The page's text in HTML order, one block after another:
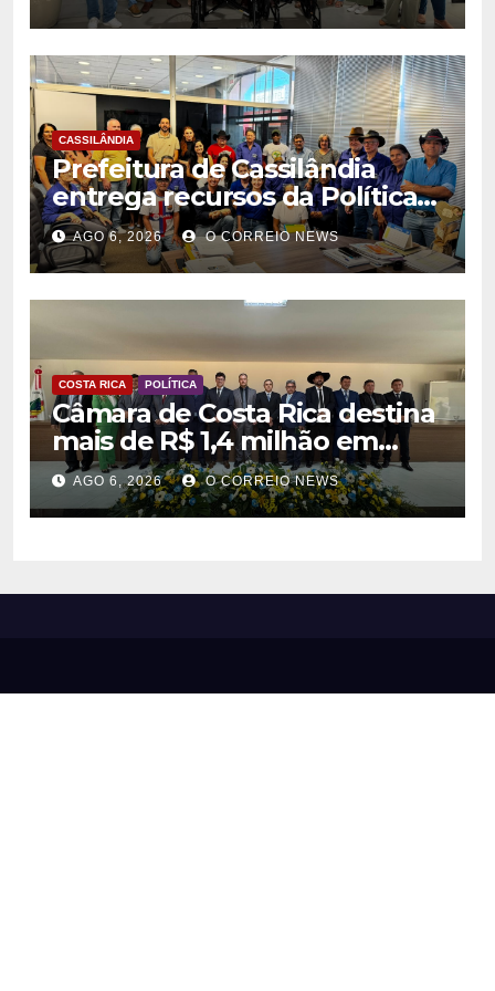
na rede municipal de saúde
CASSILÂNDIA
Prefeitura de Cassilândia
entrega recursos da Política
Nacional Aldir Blanc a
agentes culturais
AGO 6, 2026 O CORREIO NEWS
COSTA RICA POLÍTICA
Câmara de Costa Rica destina
mais de R$ 1,4 milhão em
emendas para investimentos
em diversas áreas
AGO 6, 2026 O CORREIO NEWS